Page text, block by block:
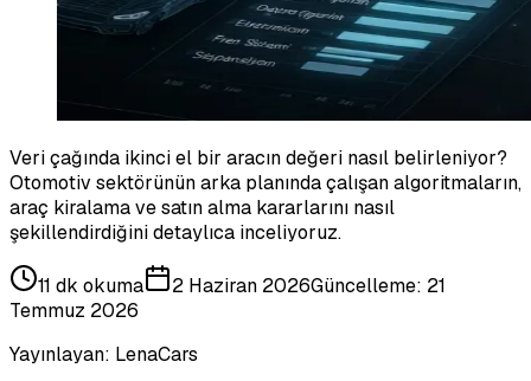
Veri çağında ikinci el bir aracın değeri nasıl belirleniyor?
Otomotiv sektörünün arka planında çalışan algoritmaların,
araç kiralama ve satın alma kararlarını nasıl
şekillendirdiğini detaylıca inceliyoruz.
11 dk okuma 2 Haziran 2026Güncelleme: 21
Temmuz 2026
Yayınlayan: LenaCars